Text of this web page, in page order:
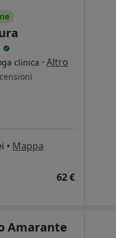
clinica · Altro
• Mappa
62 €
Amarante